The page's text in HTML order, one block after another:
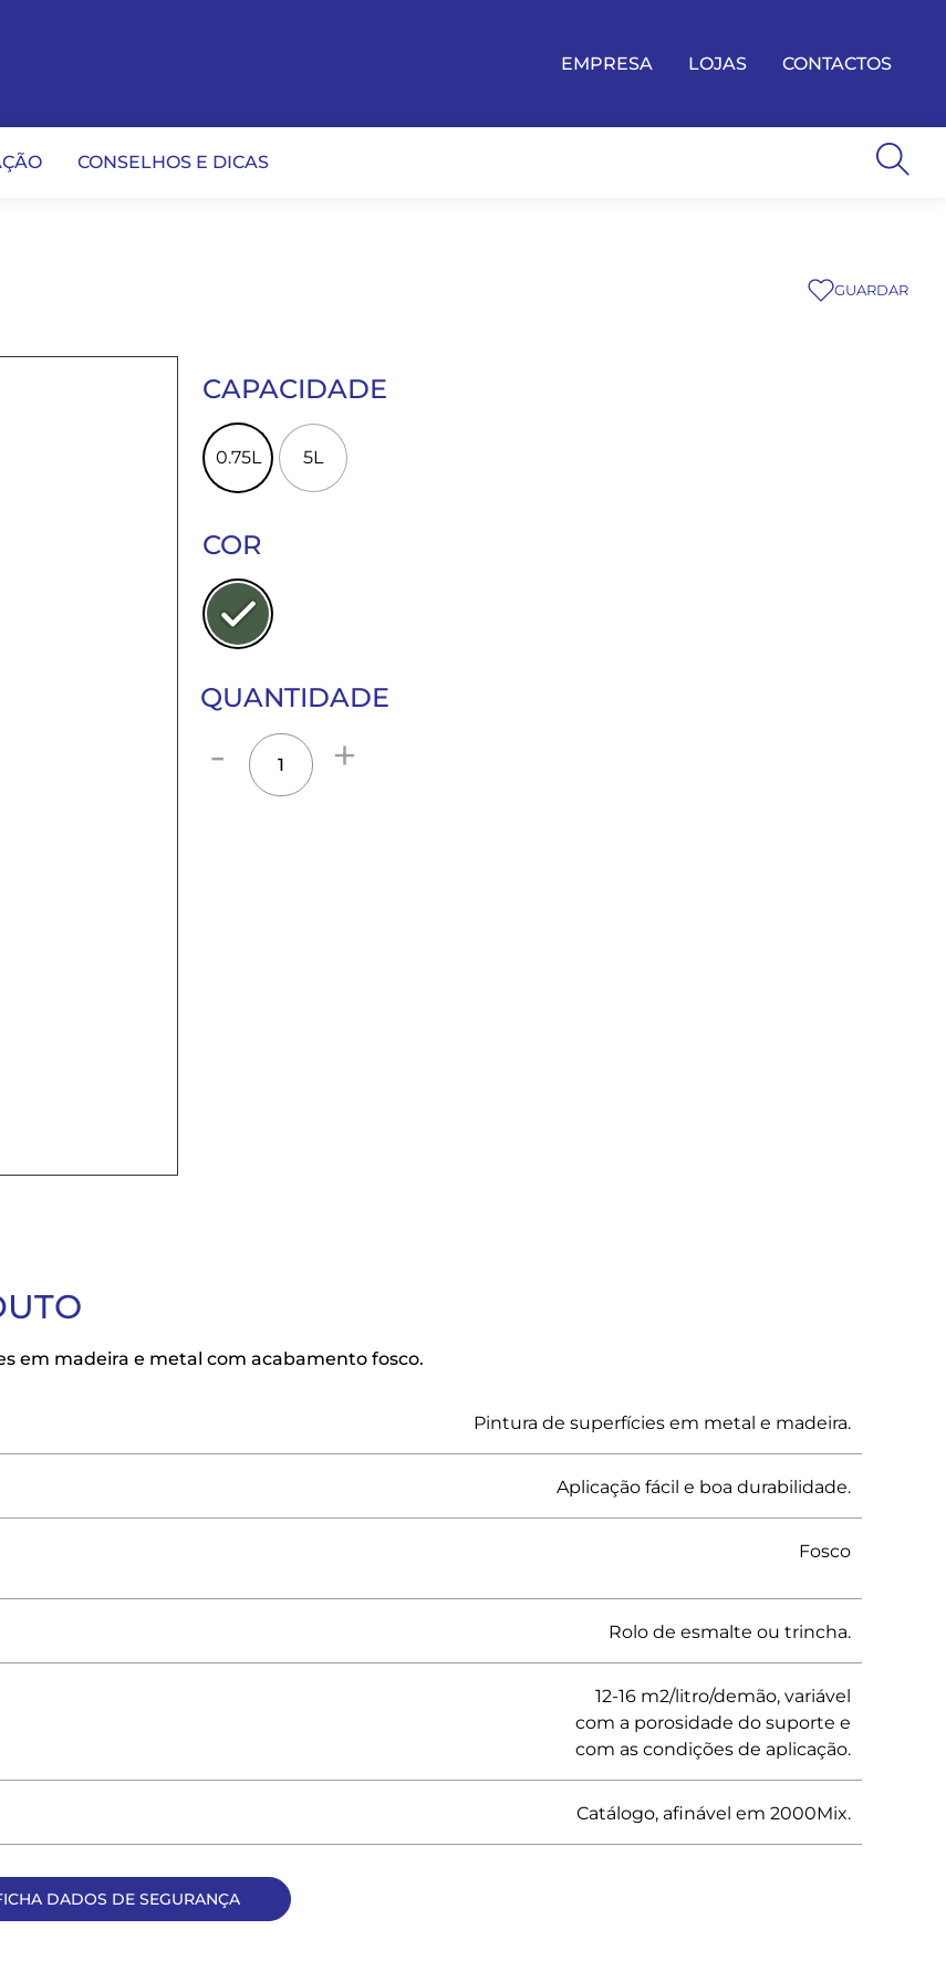
EMPRESA LOJAS CONTACTOS
CONSELHOS E DICAS
GUARDAR
CAPACIDADE
0.75L 5L
COR
QUANTIDADE
em madeira e metal com acabamento fosco.
Pintura de superfícies em metal e madeira.
Aplicação fácil e boa durabilidade.
Fosco
Rolo de esmalte ou trincha.
12-16 m2/litro/demão, variável
com a porosidade do suporte e
com as condições de aplicação.
Catálogo, afinável em 2000Mix.
DADOS DE SEGURANÇA